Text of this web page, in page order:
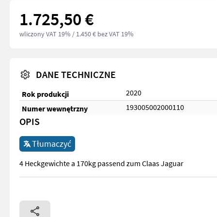
1.725,50 €
wliczony VAT 19% / 1.450 € bez VAT 19%
DANE TECHNICZNE
Rok produkcji
2020
Numer wewnętrzny
193005002000110
OPIS
Tłumaczyć
4 Heckgewichte a 170kg passend zum Claas Jaguar
4 Heckgewichte a 170kg passend zum Claas Jaguar